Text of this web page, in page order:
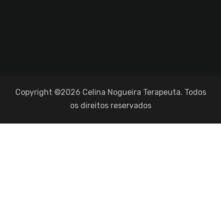
Copyright ©2026 Celina Nogueira Terapeuta. Todos
os direitos reservados